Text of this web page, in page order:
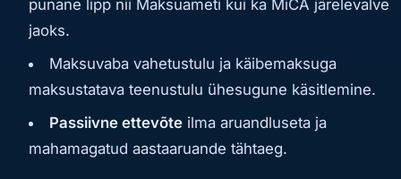
punane lipp nii Maksuameti kui ka MiCA järelevalve
jaoks.
Maksuvaba vahetustulu ja käibemaksuga
maksustatava teenustulu ühesugune käsitlemine.
Passiivne ettevõteilma aruandluseta ja
mahamagatud aastaaruande tähtaeg.